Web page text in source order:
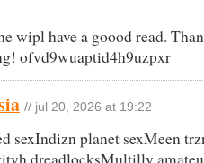
wipl have a goood read.
ofvd9wuaptid4h9uzpxr
// jul 20, 2026 at 19:22
sexIndizn planet sexMeen
dreadlocksMultilly